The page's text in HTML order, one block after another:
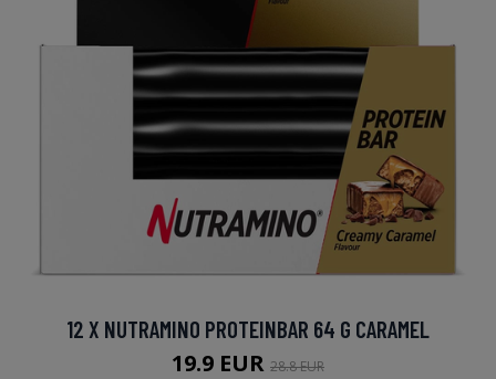
12 X NUTRAMINO PROTEINBAR 64 G CARAMEL
19.9 EUR 28.8 EUR